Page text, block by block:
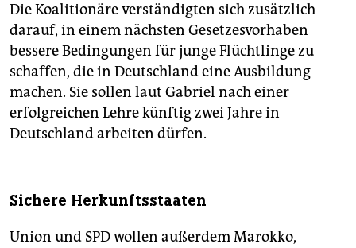
Die Koalitionäre verständigten sich zusätzlich
darauf, in einem nächsten Gesetzesvorhaben
bessere Bedingungen für junge Flüchtlinge zu
schaffen, die in Deutschland eine Ausbildung
machen. Sie sollen laut Gabriel nach einer
erfolgreichen Lehre künftig zwei Jahre in
Deutschland arbeiten dürfen.
Sichere Herkunftsstaaten
Union und SPD wollen außerdem Marokko,